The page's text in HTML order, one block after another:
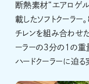
断熱素材“エアロゲ
載したソフトクーラ
チレンを組み合わせ
ーラーの3分の1の重
ハードクーラーに迫